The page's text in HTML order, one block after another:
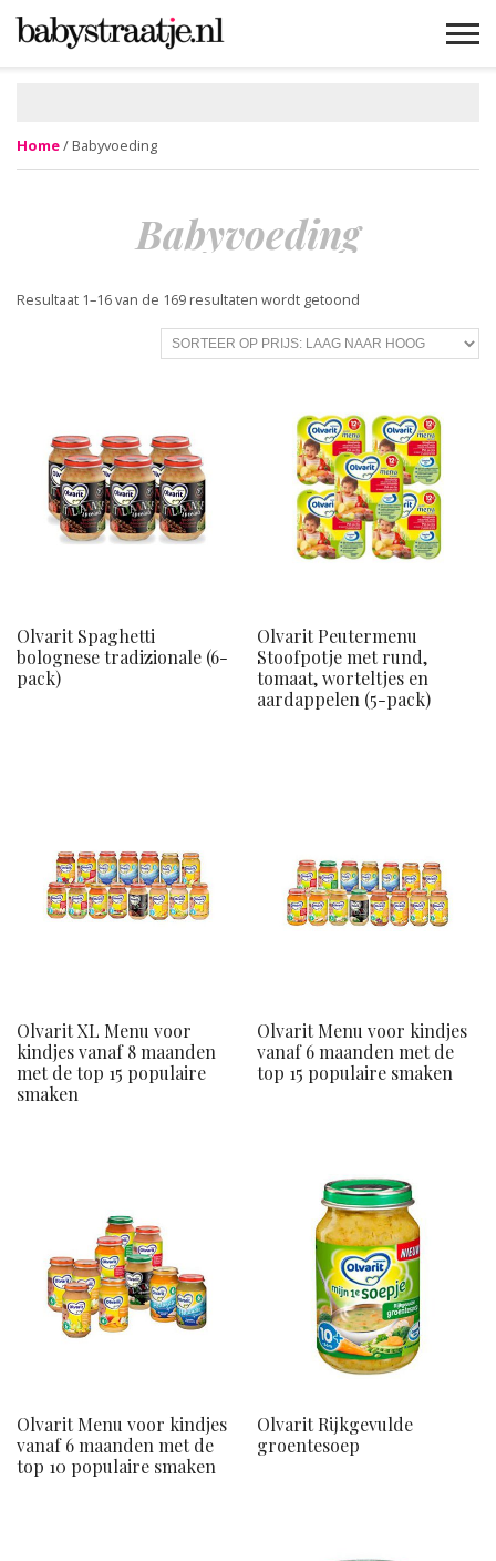
Home/ Babyvoeding
Babyvoeding
Resultaat 1–16 van de 169 resultaten wordt getoond
Olvarit Spaghetti
bolognese tradizionale (6-
pack)
Olvarit Peutermenu
Stoofpotje met rund,
tomaat, worteltjes en
aardappelen (5-pack)
Olvarit XL Menu voor
kindjes vanaf 8 maanden
met de top 15 populaire
smaken
Olvarit Menu voor kindjes
vanaf 6 maanden met de
top 15 populaire smaken
Olvarit Menu voor kindjes
vanaf 6 maanden met de
top 10 populaire smaken
Olvarit Rijkgevulde
groentesoep